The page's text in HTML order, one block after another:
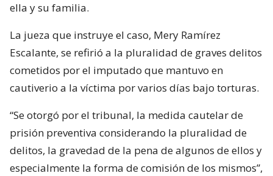
ella y su familia.
La jueza que instruye el caso, Mery Ramírez
Escalante, se refirió a la pluralidad de graves delitos
cometidos por el imputado que mantuvo en
cautiverio a la víctima por varios días bajo torturas.
“Se otorgó por el tribunal, la medida cautelar de
prisión preventiva considerando la pluralidad de
delitos, la gravedad de la pena de algunos de ellos y
especialmente la forma de comisión de los mismos”,